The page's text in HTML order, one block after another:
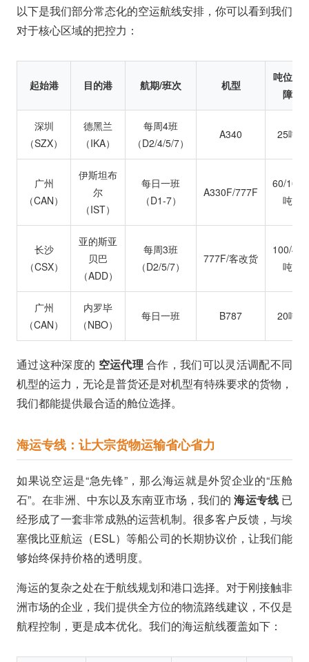
以下是我们部分常态化的空运航线安排，你可以看到我们
对于核心区域的把控力：
起始港 目的港 航期/班次 机型
吨位保
障
深圳
（SZX）
德黑兰
（IKA）
每周4班
（D2/4/5/7）
A340 25吨
广州
（CAN）
伊斯坦布
尔
（IST）
每日一班
（D1-7）
A330F/777F
60/100
吨
长沙
（CSX）
亚的斯亚
贝巴
（ADD）
每周3班
（D2/5/7）
777F/客改货
100/45
吨
广州
（CAN）
内罗毕
（NBO）
每日一班 B787 20吨
通过这种深度的 空运代理合作，我们可以灵活调配不同
机型的运力，无论是普货还是对机型有特殊要求的货物，
我们都能提供最合适的舱位选择。
海运专线：让大宗货物运输省心省力
如果说空运是“急先锋”，那么海运就是外贸企业的“压舱
石”。在非洲、中东以及东南亚市场，我们的海运专线 已
经形成了一套非常成熟的运营机制。很多客户反馈，与埃
塞俄比亚航运（ESL）等船公司的长期协议价，让我们能
够始终保持价格的透明度。
海运的复杂之处在于航线规划和港口选择。对于刚接触非
洲市场的企业，我们提供全方位的物流路线建议，不仅是
航程控制，更是成本优化。我们的海运航线覆盖如下：